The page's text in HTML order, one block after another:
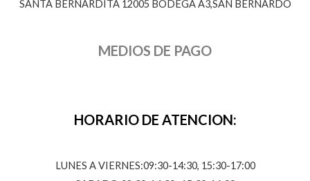
SANTA BERNARDITA 12005 BODEGA A3,SAN BERNARDO
MEDIOS DE PAGO
HORARIO DE ATENCION:
LUNES A VIERNES:09:30-14:30, 15:30-17:00